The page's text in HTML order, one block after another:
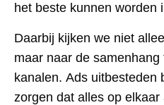
het beste kunnen worden
Daarbij kijken we niet
maar naar de
kanalen. Ads uitbesteden
zorgen dat alles op